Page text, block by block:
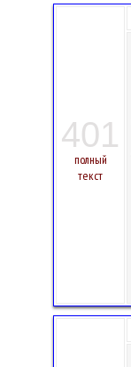
401
полный
текст